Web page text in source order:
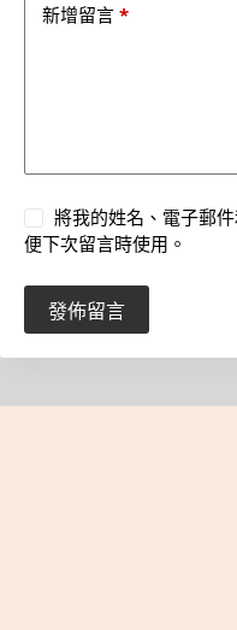
新增留言 *
將我的姓名、電子郵
便下次留言時使用。
發佈留言